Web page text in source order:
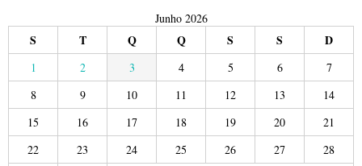
Junho 2026
S T Q Q S S D
1 2 3 4 5 6
7
8
9 10 11 12 13
14
15
16 17 18 19 20
21
22
23 24 25 26 27 28